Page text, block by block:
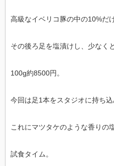
高級なイベリコ豚の中の10%だ
その後ろ足を塩漬けし、少なく
100g約8500円。
今回は足1本をスタジオに持ち込
これにマツタケのような香りの
試食タイム。